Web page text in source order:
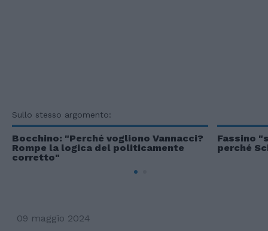
Sullo stesso argomento:
Bocchino: "Perché vogliono Vannacci?
Rompe la logica del politicamente
corretto"
Fassino
perché
09 maggio 2024